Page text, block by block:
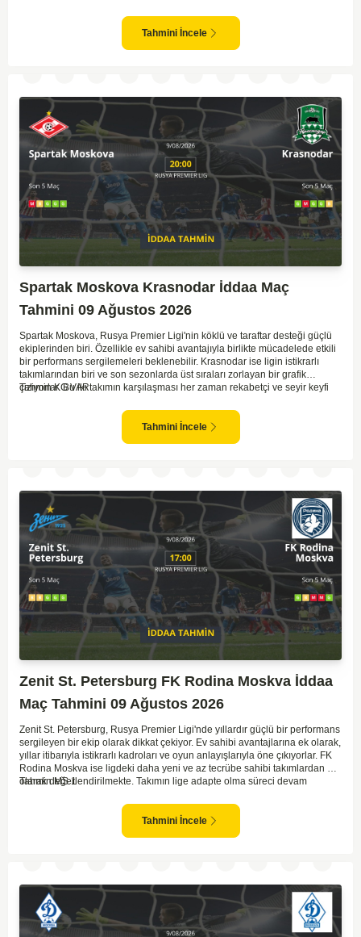
gösteriyor. Toparlayacak olursak bu maçta ev sahibi ekibin bir adım önde
Tahmini İncele
Spartak Moskova Krasnodar İddaa Maç
Tahmini 09 Ağustos 2026
Spartak Moskova, Rusya Premier Ligi'nin köklü ve taraftar desteği güçlü
ekiplerinden biri. Özellikle ev sahibi avantajıyla birlikte mücadelede etkili
bir performans sergilemeleri beklenebilir. Krasnodar ise ligin istikrarlı
takımlarından biri ve son sezonlarda üst sıraları zorlayan bir grafik
çiziyorlar. Bu iki takımın karşılaşması her zaman rekabetçi ve seyir keyfi
çevirebilecek unsurlar barındırıyor. İki takımın geçmiş karşılaşmalarında
gol bulmakta zorlanmadıkları düşünülürse, bu maçta da her iki ekip gol
Tahmin KG VAR
Tahmini İncele
Zenit St. Petersburg FK Rodina Moskva İddaa
Maç Tahmini 09 Ağustos 2026
Zenit St. Petersburg, Rusya Premier Ligi'nde yıllardır güçlü bir performans
sergileyen bir ekip olarak dikkat çekiyor. Ev sahibi avantajlarına ek olarak,
yıllar itibarıyla istikrarlı kadroları ve oyun anlayışlarıyla öne çıkıyorlar. FK
Rodina Moskva ise ligdeki daha yeni ve az tecrübe sahibi takımlardan biri
olarak değerlendirilmekte. Takımın lige adapte olma süreci devam
Zenit'in ev sahibi avantajı ve daha tecrübeli kadrosu göz önüne
alındığında, maçın genel seyri Zenit'in kontrolünde geçebilir. Bu faktörlerle
birlikte, Zenit'in net bir galibiyete ulaşması olası görünüyor.
Tahmin MS 1
Tahmini İncele